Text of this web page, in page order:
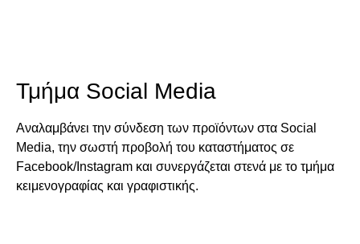
Τμήμα Social Media
Αναλαμβάνει την σύνδεση των προϊόντων στα Social
Media, την σωστή προβολή του καταστήματος σε
Facebook/Instagram και συνεργάζεται στενά με το τμήμα
κειμενογραφίας και γραφιστικής.